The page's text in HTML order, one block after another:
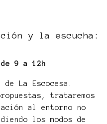
y la escucha:
9 a 12h
La Escocesa.
trataremos
al entorno no
los modos de